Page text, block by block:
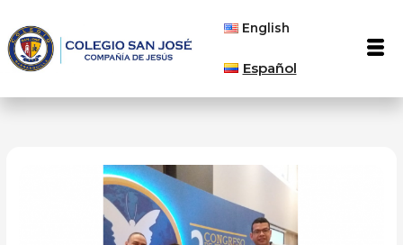
contenido
English
Español